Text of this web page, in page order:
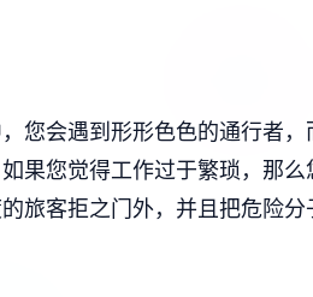
您会遇到形形色色的通行者
果您觉得工作过于繁琐，那
旅客拒之门外，并且把危险